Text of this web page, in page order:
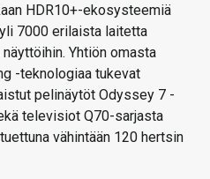
HDR10+-ekosysteemiä
7000 erilaista laitetta
Yhtiön omasta
-teknologiaa tukevat
pelinäytöt Odyssey 7 -
televisiot Q70-sarjasta
vähintään 120 hertsin